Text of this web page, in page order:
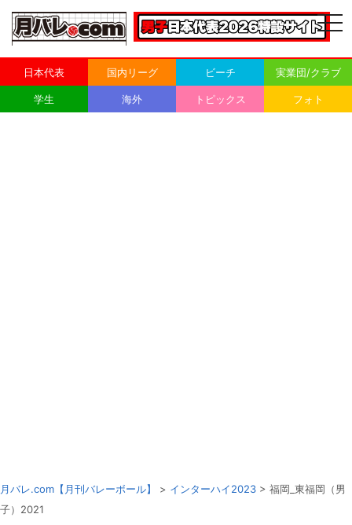
日本代表 国内リーグ ビーチ 実業団/クラブ
学生 海外 トピックス フォト
月バレ.com【月刊バレーボール】 > インターハイ2023 > 福岡_東福岡（男
子）2021